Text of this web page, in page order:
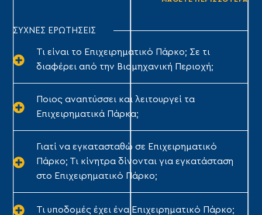
ΣΥΧΝΕΣ ΕΡΩΤΗΣΕΙΣ
Τι είναι το Επιχειρηματικό Πάρκο; Σε τι
διαφέρει από την Βιομηχανική Περιοχή;
Ποιος αναπτύσσει και λειτουργεί τα
Επιχειρηματικά Πάρκα;
Γιατί να εγκατασταθώ σε Επιχειρηματικό
Πάρκο; Τι κίνητρα δίνονται για εγκατάσταση
στο Επιχειρηματικό Πάρκο;
Τι υποδομές έχει ένα Επιχειρηματικό Πάρκο;